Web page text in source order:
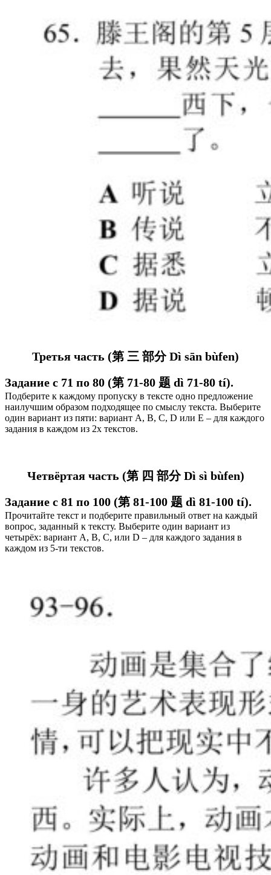
Третья часть (第 三 部分 Dì sān bùfen)
Задание с 71 по 80 (第 71-80 题 dì 71-80 tí).
Подберите к каждому пропуску в тексте одно предложение
наилучшим образом подходящее по смыслу текста. Выберите
один вариант из пяти: вариант А, В, C, D или E – для каждого
задания в каждом из 2х текстов.
Четвёртая часть (第 四 部分 Dì sì bùfen)
Задание с 81 по 100 (第 81-100 题 dì 81-100 tí).
Прочитайте текст и подберите правильный ответ на каждый
вопрос, заданный к тексту. Выберите один вариант из
четырёх: вариант А, В, C, или D – для каждого задания в
каждом из 5-ти текстов.